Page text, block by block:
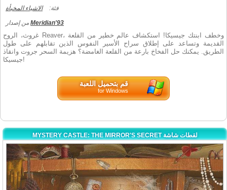
فئة: الاشياء المخبأة
Meridian'93
غروث، الروح Reaver، وخطف ابنتك جيسيكا! استكشاف عالم خطير من القلعة
القديمة وتساعد على إطلاق سراح الأسير النفوس الذين تقابلهم على طول
الطريق. يمكنك حل الفخاخ بارعة من القلعة الغامضة؟ هزيمة السحر جروت وانقاذ
جيسيكا!
قم بتحميل اللعبة
for Windows
MYSTERY CASTLE: THE MIRROR'S SECRET لقطات شاشة